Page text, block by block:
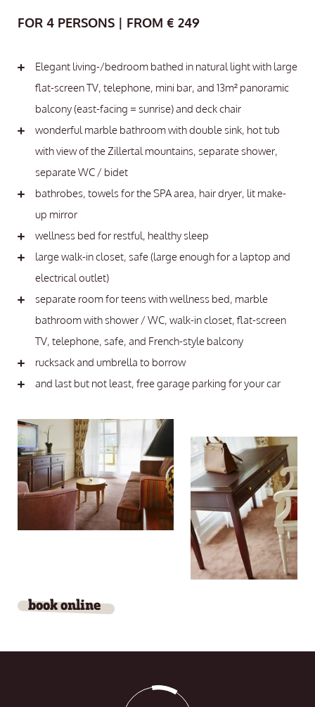
FOR 4 PERSONS | FROM € 249
Elegant living-/bedroom bathed in natural light with large
flat-screen TV, telephone, mini bar, and 13m² panoramic
balcony (east-facing = sunrise) and deck chair
wonderful marble bathroom with double sink, hot tub
with view of the Zillertal mountains, separate shower,
separate WC / bidet
bathrobes, towels for the SPA area, hair dryer, lit make-
up mirror
wellness bed for restful, healthy sleep
large walk-in closet, safe (large enough for a laptop and
electrical outlet)
separate room for teens with wellness bed, marble
bathroom with shower / WC, walk-in closet, flat-screen
TV, telephone, safe, and French-style balcony
rucksack and umbrella to borrow
and last but not least, free garage parking for your car
book online